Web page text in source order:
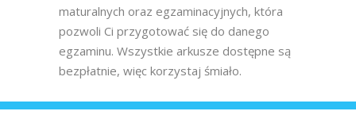
maturalnych oraz egzaminacyjnych, która
pozwoli Ci przygotować się do danego
egzaminu. Wszystkie arkusze dostępne są
bezpłatnie, więc korzystaj śmiało.